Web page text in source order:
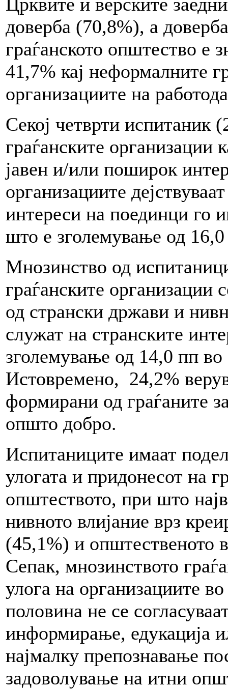
доверба (70,8%), а
граѓанското општество е
41,7% кај неформалните
организациите на
Секој четврти испитаник
граѓанските организации
јавен и/или поширок
организациите
интереси на поединци го
што е зголемување од
Мнозинство од
граѓанските организации
од странски држави и
служат на странските
зголемување од 14,0 пп
Истовремено, 24,2%
формирани од граѓаните
општо добро.
Испитаниците имаат
улогата и придонесот на
општеството, при што
нивното влијание врз
(45,1%) и општественото
Сепак, мнозинството
улога на организациите
половина не се
информирање, едукација
најмалку препознавање
задоволување на итни